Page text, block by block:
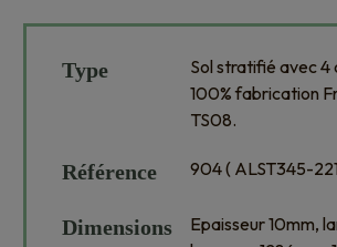
Type
Sol stratifié avec 4
100% fabrication
TS08.
Référence 904 ( ALST345-
Dimensions
Epaisseur 10mm,